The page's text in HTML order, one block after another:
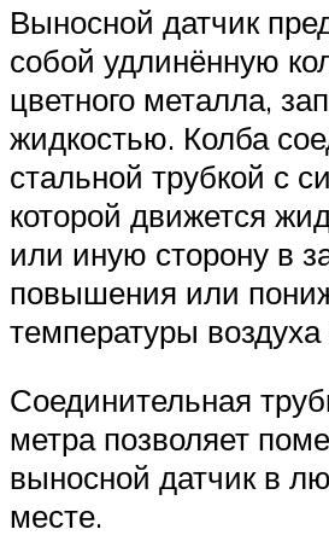
Выносной датчик
собой удлинённую
цветного металла,
жидкостью. Колба
стальной трубкой с
которой движется
или иную сторону в
повышения или
температуры
Соединительная
метра позволяет
выносной датчик в
месте.